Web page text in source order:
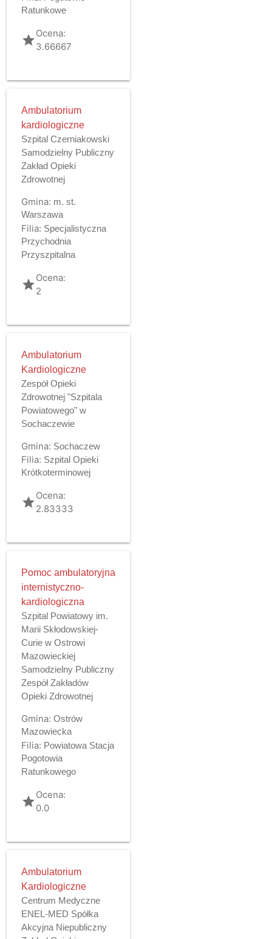
Ratunkowe
gradeOcena:
3.66667
Ambulatorium
kardiologiczne
Szpital Czerniakowski
Samodzielny Publiczny
Zakład Opieki
Zdrowotnej
Gmina: m. st.
Warszawa
Filia: Specjalistyczna
Przychodnia
Przyszpitalna
gradeOcena:
2
Ambulatorium
Kardiologiczne
Zespół Opieki
Zdrowotnej "Szpitala
Powiatowego" w
Sochaczewie
Gmina: Sochaczew
Filia: Szpital Opieki
Krótkoterminowej
gradeOcena:
2.83333
Pomoc ambulatoryjna
internistyczno-
kardiologiczna
Szpital Powiatowy im.
Marii Skłodowskiej-
Curie w Ostrowi
Mazowieckiej
Samodzielny Publiczny
Zespół Zakładów
Opieki Zdrowotnej
Gmina: Ostrów
Mazowiecka
Filia: Powiatowa Stacja
Pogotowia
Ratunkowego
gradeOcena:
0.0
Ambulatorium
Kardiologiczne
Centrum Medyczne
ENEL-MED Spółka
Akcyjna Niepubliczny